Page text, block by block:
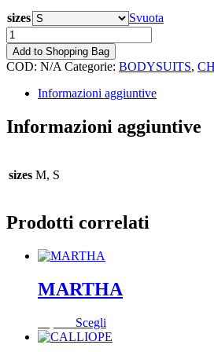
sizes
Svuota
DANAE
quantità
Add to Shopping Bag
COD: N/A Categorie: BODYSUITS,
Informazioni aggiuntive
Informazioni aggiuntive
sizes M, S
Prodotti correlati
MARTHA
Scegli
prodotto